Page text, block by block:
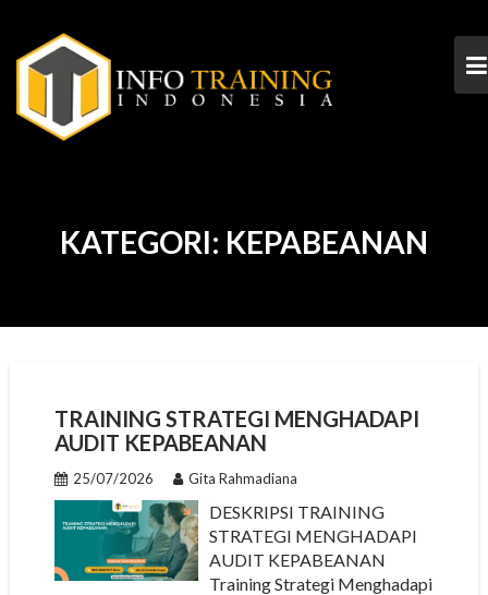
content
KATEGORI: KEPABEANAN
TRAINING STRATEGI MENGHADAPI
AUDIT KEPABEANAN
25/07/2026 Gita Rahmadiana
DESKRIPSI TRAINING
STRATEGI MENGHADAPI
AUDIT KEPABEANAN
Training Strategi Menghadapi